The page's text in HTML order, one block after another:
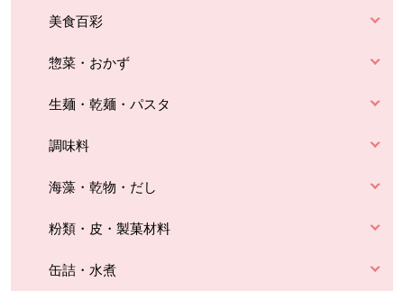
美食百彩
惣菜・おかず
生麺・乾麺・パスタ
調味料
海藻・乾物・だし
粉類・皮・製菓材料
缶詰・水煮